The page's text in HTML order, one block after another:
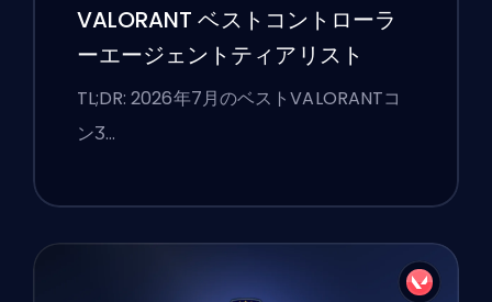
VALORANT ベストコントローラ
ーエージェントティアリスト
TL;DR: 2026年7月のベストVALORANTコ
ンӠ…